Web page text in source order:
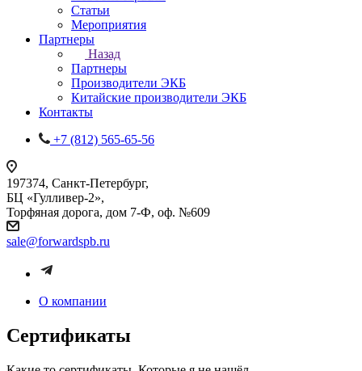
Статьи
Мероприятия
Партнеры
Назад
Партнеры
Производители ЭКБ
Китайские производители ЭКБ
Контакты
+7 (812) 565-65-56
197374, Санкт-Петербург,
БЦ «Гулливер-2»,
Торфяная дорога, дом 7-Ф, оф. №609
sale@forwardspb.ru
О компании
Сертификаты